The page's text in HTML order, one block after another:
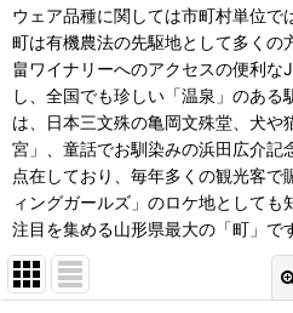
ウェア品種に関しては市町村単位で
町は有機農法の先駆地として多くの
畠ワイナリーへのアクセスの便利な
し、全国でも珍しい「温泉」のある
は、日本三文殊の亀岡文殊堂、犬や
宮」、童話でお馴染みの浜田広介記
点在しており、毎年多くの観光客で
ィングガールズ」のロケ地としても
注目を集める山形県最大の「町」で